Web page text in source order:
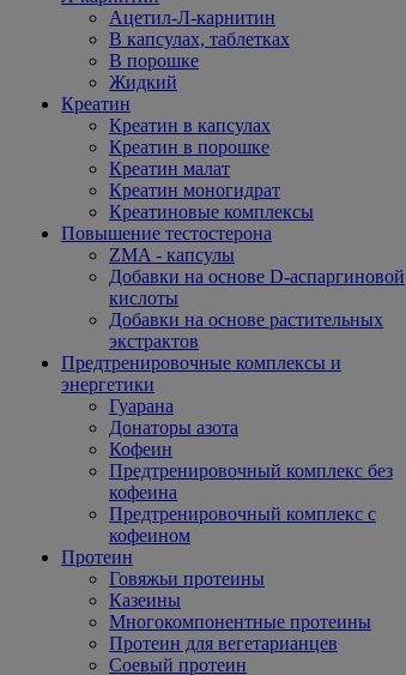
Ацетил-Л-карнитин
В капсулах, таблетках
В порошке
Жидкий
Креатин
Креатин в капсулах
Креатин в порошке
Креатин малат
Креатин моногидрат
Креатиновые комплексы
Повышение тестостерона
ZMA - капсулы
Добавки на основе D-аспаргиновой
кислоты
Добавки на основе растительных
экстрактов
Предтренировочные комплексы и
энергетики
Гуарана
Донаторы азота
Кофеин
Предтренировочный комплекс без
кофеина
Предтренировочный комплекс с
кофеином
Протеин
Говяжьи протеины
Казеины
Многокомпонентные протеины
Протеин для вегетарианцев
Соевый протеин